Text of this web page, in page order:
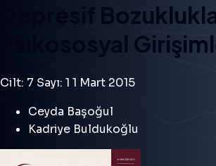
Depresif
Psikososyal
Cilt: 7 Sayı: 1 1 Mart 2015
Ceyda Başoğul
Kadriye Buldukoğlu